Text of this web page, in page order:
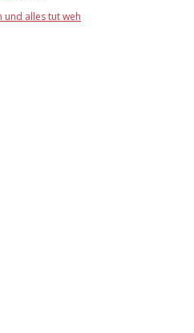
und alles tut weh